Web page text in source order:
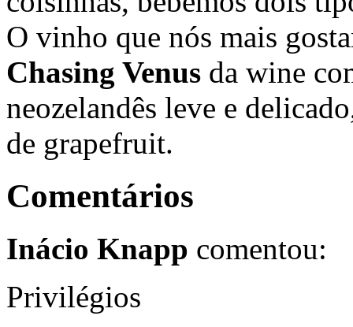
O vinho que nós mais
Chasing Venus da wine
neozelandês leve e
de grapefruit.
Comentários
Inácio Knapp comentou:
Privilégios